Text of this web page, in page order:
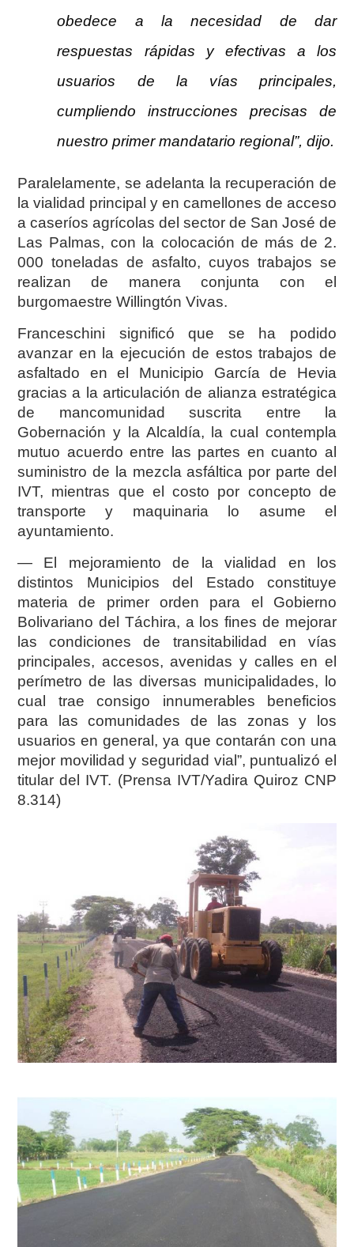
obedece a la necesidad de dar
respuestas rápidas y efectivas a los
usuarios de la vías principales,
cumpliendo instrucciones precisas de
nuestro primer mandatario regional”, dijo.
Paralelamente, se adelanta la recuperación de
la vialidad principal y en camellones de acceso
a caseríos agrícolas del sector de San José de
Las Palmas, con la colocación de más de 2.
000 toneladas de asfalto, cuyos trabajos se
realizan de manera conjunta con el
burgomaestre Willingtón Vivas.
Franceschini significó que se ha podido
avanzar en la ejecución de estos trabajos de
asfaltado en el Municipio García de Hevia
gracias a la articulación de alianza estratégica
de mancomunidad suscrita entre la
Gobernación y la Alcaldía, la cual contempla
mutuo acuerdo entre las partes en cuanto al
suministro de la mezcla asfáltica por parte del
IVT, mientras que el costo por concepto de
transporte y maquinaria lo asume el
ayuntamiento.
— El mejoramiento de la vialidad en los
distintos Municipios del Estado constituye
materia de primer orden para el Gobierno
Bolivariano del Táchira, a los fines de mejorar
las condiciones de transitabilidad en vías
principales, accesos, avenidas y calles en el
perímetro de las diversas municipalidades, lo
cual trae consigo innumerables beneficios
para las comunidades de las zonas y los
usuarios en general, ya que contarán con una
mejor movilidad y seguridad vial”, puntualizó el
titular del IVT. (Prensa IVT/Yadira Quiroz CNP
8.314)